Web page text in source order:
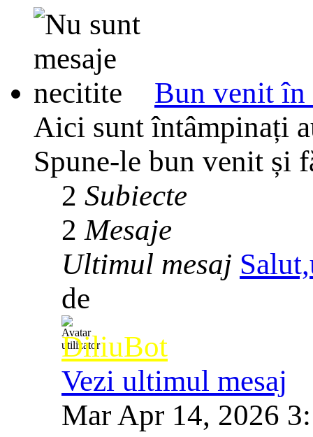
Bun venit în
Aici sunt întâmpinați
Spune-le bun venit și
2 Subiecte
2 Mesaje
Ultimul mesaj
de
DiliuBot
Vezi ultimul mesaj
Mar Apr 14, 2026